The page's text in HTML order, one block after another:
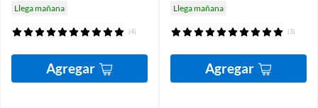
Llega mañana
(4)
Agregar
Llega mañana
(3)
Agregar